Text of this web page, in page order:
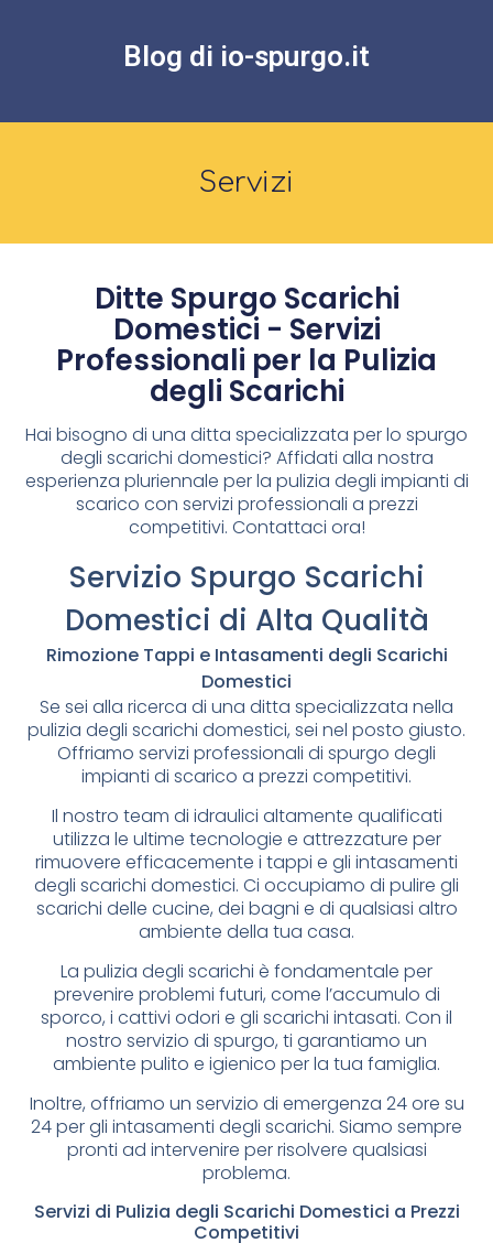
Blog di io-spurgo.it
Servizi
Ditte Spurgo Scarichi
Domestici - Servizi
Professionali per la Pulizia
degli Scarichi
Hai bisogno di una ditta specializzata per lo spurgo
degli scarichi domestici? Affidati alla nostra
esperienza pluriennale per la pulizia degli impianti di
scarico con servizi professionali a prezzi
competitivi. Contattaci ora!
Servizio Spurgo Scarichi
Domestici di Alta Qualità
Rimozione Tappi e Intasamenti degli Scarichi
Domestici
Se sei alla ricerca di una ditta specializzata nella
pulizia degli scarichi domestici, sei nel posto giusto.
Offriamo servizi professionali di spurgo degli
impianti di scarico a prezzi competitivi.
Il nostro team di idraulici altamente qualificati
utilizza le ultime tecnologie e attrezzature per
rimuovere efficacemente i tappi e gli intasamenti
degli scarichi domestici. Ci occupiamo di pulire gli
scarichi delle cucine, dei bagni e di qualsiasi altro
ambiente della tua casa.
La pulizia degli scarichi è fondamentale per
prevenire problemi futuri, come l’accumulo di
sporco, i cattivi odori e gli scarichi intasati. Con il
nostro servizio di spurgo, ti garantiamo un
ambiente pulito e igienico per la tua famiglia.
Inoltre, offriamo un servizio di emergenza 24 ore su
24 per gli intasamenti degli scarichi. Siamo sempre
pronti ad intervenire per risolvere qualsiasi
problema.
Servizi di Pulizia degli Scarichi Domestici a Prezzi
Competitivi